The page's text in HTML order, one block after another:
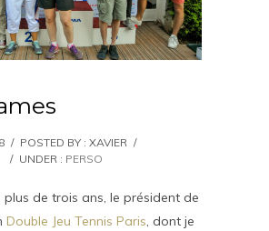
/ POSTED BY : XAVIER /
/ UNDER : PERSO
plus de trois ans, le président de
Double Jeu Tennis Paris, dont je